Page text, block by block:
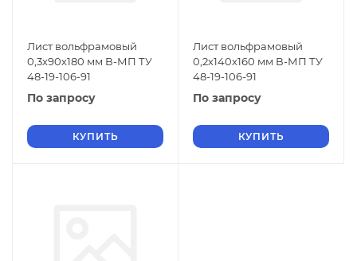
Лист вольфрамовый
0,3х90х180 мм В-МП ТУ
48-19-106-91
По запросу
КУПИТЬ
Лист вольфрамовый
0,2х140х160 мм В-МП ТУ
48-19-106-91
По запросу
КУПИТЬ